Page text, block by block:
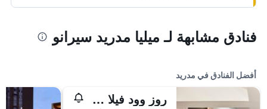
فنادق مشابهة لـ ميليا مدريد سيرانو
أفضل الفنادق في مدريد
روز وود فيلا ماجنا